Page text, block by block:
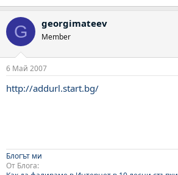
G georgimateev
Member
6 Май 2007
http://addurl.start.bg/
Блогът ми
От Блога: